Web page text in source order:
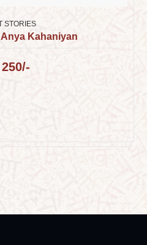
STORIES
Anya Kahaniyan